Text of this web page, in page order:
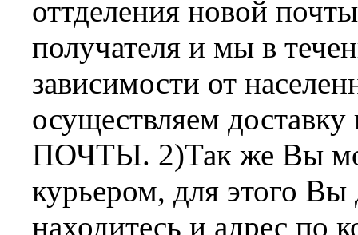
оттделения новой
получателя и мы в
зависимости от
осуществляем
ПОЧТЫ. 2)Так же Вы
курьером, для этого
находитесь и адрес по